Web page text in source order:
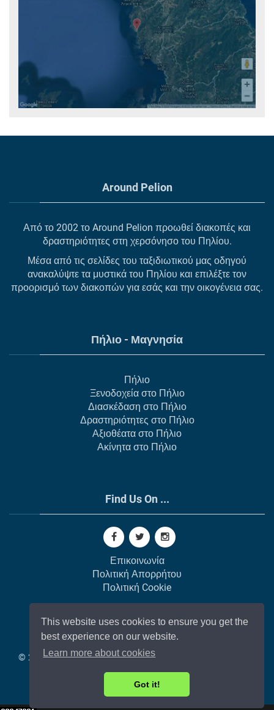
This website uses cookies to ensure you get the
best experience on our website.
Learn more about cookies
Got it!
Around Pelion
Από το 2002 το Around Pelion προωθεί διακοπές και
δραστηριότητες στη χερσόνησο του Πηλίου.
Μέσα από τις σελίδες του ταξιδιωτικού μας οδηγού
ανακαλύψτε τα μυστικά του Πηλίου και επιλέξτε τον
προορισμό των διακοπών για εσάς και την οικογένεια σας.
Πήλιο - Μαγνησία
Πήλιο
Ξενοδοχεία στο Πήλιο
Διασκέδαση στο Πήλιο
Δραστηριότητες στο Πήλιο
Αξιοθέατα στο Πήλιο
Ακίνητα στο Πήλιο
Find Us On ...
Επικοινωνία
Πολιτική Απορρήτου
Πολιτική Cookie
© 2002-2026All Rights Reserved |
από το GAP Web Agency
❤️ Στη μνήμη του Παύλου Δ.